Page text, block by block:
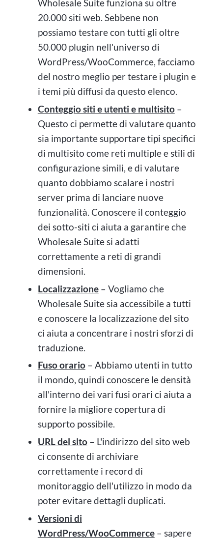
Wholesale Suite funziona su oltre
20.000 siti web. Sebbene non
possiamo testare con tutti gli oltre
50.000 plugin nell'universo di
WordPress/WooCommerce, facciamo
del nostro meglio per testare i plugin e
i temi più diffusi da questo elenco.
Conteggio siti e utenti e multisito–
Questo ci permette di valutare quanto
sia importante supportare tipi specifici
di multisito come reti multiple e stili di
configurazione simili, e di valutare
quanto dobbiamo scalare i nostri
server prima di lanciare nuove
funzionalità. Conoscere il conteggio
dei sotto-siti ci aiuta a garantire che
Wholesale Suite si adatti
correttamente a reti di grandi
dimensioni.
Localizzazione– Vogliamo che
Wholesale Suite sia accessibile a tutti
e conoscere la localizzazione del sito
ci aiuta a concentrare i nostri sforzi di
traduzione.
Fuso orario– Abbiamo utenti in tutto
il mondo, quindi conoscere le densità
all'interno dei vari fusi orari ci aiuta a
fornire la migliore copertura di
supporto possibile.
URL del sito– L'indirizzo del sito web
ci consente di archiviare
correttamente i record di
monitoraggio dell'utilizzo in modo da
poter evitare dettagli duplicati.
Versioni di
WordPress/WooCommerce– sapere